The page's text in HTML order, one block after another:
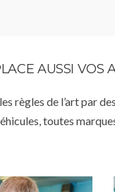
AUSSI VOS
règles de l’art par
toutes